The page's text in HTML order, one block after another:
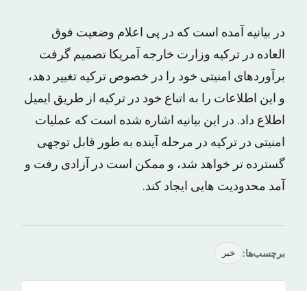
در بیانیه آمده است که در پی اعلام وضعیت فوق
العاده در ترکیه وزارت خارجه آمریکا تصمیم گرفت
برآوردهای امنیتی خود را در خصوص ترکیه تغییر دهد،
و این اطلاعات را به اتباع خود در ترکیه از طریق ایمیل
اطلاع داد. در این بیانیه اشاره شده است که عملیات
امنیتی در ترکیه در مرحله آینده به طور قابل توجهی
گسترده تر خواهد شد، و ممکن است در آزادی رفت و
آمد محدودیت هایی ایجاد کند.
برچسب‌ها: خبر